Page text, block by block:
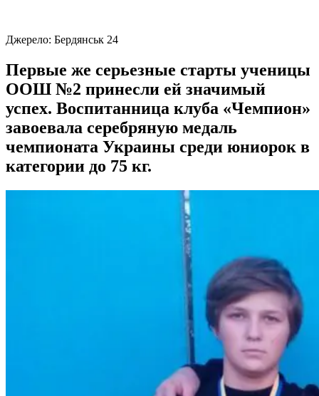
Джерело: Бердянськ 24
Первые же серьезные старты ученицы
ООШ №2 принесли ей значимый
успех. Воспитанница клуба «Чемпион»
завоевала серебряную медаль
чемпионата Украины среди юниорок в
категории до 75 кг.